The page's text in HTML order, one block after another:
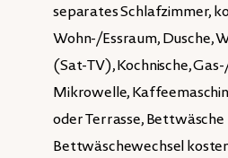
separates Schlafzimmer,
Wohn-/Essraum, Dusche,
(Sat-TV), Kochnische,
Mikrowelle,
oder Terrasse,
Bettwäschewechsel